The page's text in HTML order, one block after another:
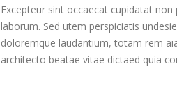
Excepteur sint occaecat cupidatat
laborum. Sed utem perspiciatis
doloremque laudantium, totam rem
architecto beatae vitae dictaed quia